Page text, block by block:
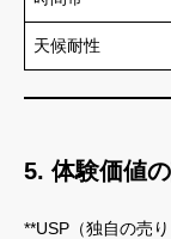
天候耐性
5. 体験価値
**USP（独自の売り